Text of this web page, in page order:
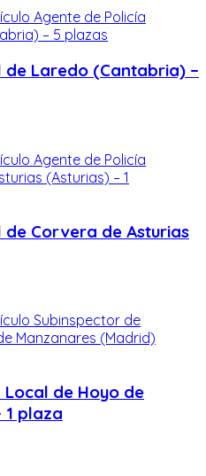
de Laredo (Cantabria) –
Corvera de Asturias
de Hoyo de
1 plaza